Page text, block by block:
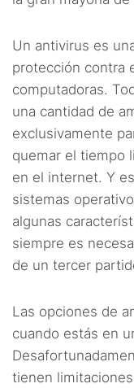
Un antivirus es
protección contra
computadoras.
una cantidad de
exclusivamente
quemar el tiempo
en el internet. Y
sistemas
algunas
siempre es
de un tercer
Las opciones de
cuando estás en
tienen